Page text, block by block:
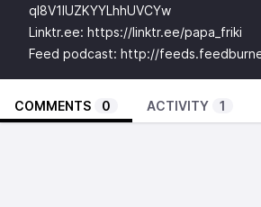
ql8V1IUZKYYLhhUVCYw
Linktr.ee: https://linktr.ee/papa_friki
Feed podcast: http://
COMMENTS 0 ACTIVITY 1